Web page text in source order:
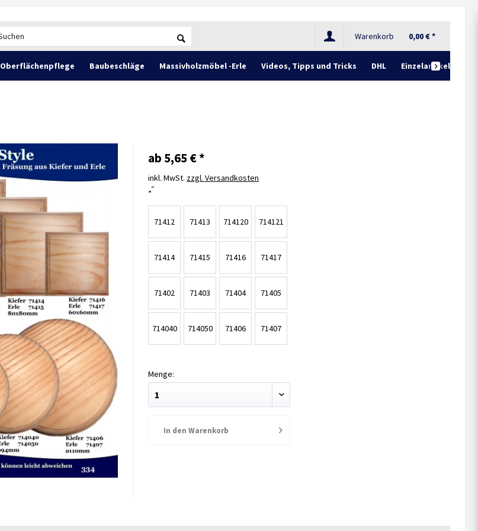
Warenkorb 0,00 € *
Oberflächenpflege Baubeschläge Massivholzmöbel -Erle Videos, Tipps und Tricks DHL Einzelartikel

ab 5,65 € *
inkl. MwSt. zzgl. Versandkosten
71412 71413 714120 714121
71414 71415 71416 71417
71402 71403 71404 71405
714040 714050 71406 71407
In den Warenkorb